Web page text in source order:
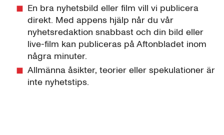
En bra nyhetsbild eller film vill vi publicera
direkt. Med appens hjälp når du vår
nyhetsredaktion snabbast och din bild eller
live-film kan publiceras på Aftonbladet inom
några minuter.
Allmänna åsikter, teorier eller spekulationer är
inte nyhetstips.